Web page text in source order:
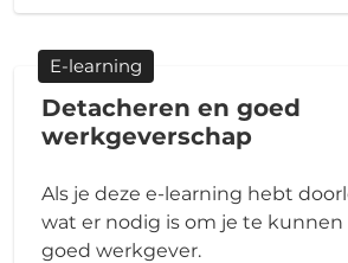
E-learning
Detacheren en goed
werkgeverschap
Als je deze e-learning hebt
wat er nodig is om je te kunnen
goed werkgever.